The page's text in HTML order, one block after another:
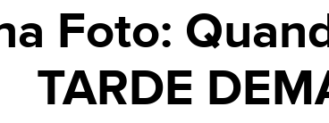
Foto:
TARDE